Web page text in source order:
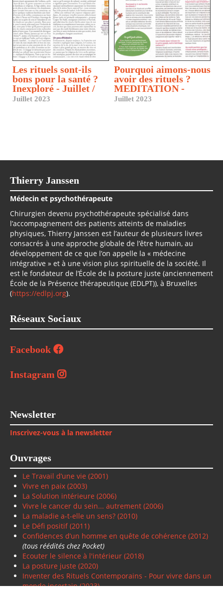
Les rituels sont-ils
bons pour la santé ?
Inexploré - Juillet /
Septembre
Juillet 2023
Pourquoi aimons-nous
avoir des rituels ?
MEDITATION -
Juillet - septembre
Juillet 2023
Thierry Janssen
Médecin et psychothérapeute
Chirurgien devenu psychothérapeute spécialisé dans
l’accompagnement des patients atteints de maladies
physiques, Thierry Janssen est l’auteur de plusieurs livres
consacrés à une approche globale de l’être humain, au
développement de ce que l’on appelle la « médecine
intégrative » et à une vision plus spirituelle de la société. Il
est le fondateur de l’École de la posture juste (anciennement
École de la Présence thérapeutique (EDLPT)), à Bruxelles
(https://edlpj.org).
Réseaux Sociaux
Facebook
Instagram
Newsletter
Inscrivez-vous à la newsletter
Ouvrages
Le Travail d’une vie (2001)
Vivre en paix (2003)
La Solution intérieure (2006)
Vivre le cancer du sein... autrement (2006)
La maladie a-t-elle un sens? (2010)
Le Défi positif(2011)
Confidences d’un homme en quête de cohérence (2012)
(tous réédités chez Pocket)
Ecouter le silence à l'intérieur (2018)
La posture juste (2020)
Inventer des Rituels Contemporains - Pour vivre dans un
monde incertain (2023)